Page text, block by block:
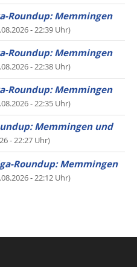
Roundup: Memmingen
- 22:39 Uhr)
Roundup: Memmingen
- 22:38 Uhr)
Roundup: Memmingen
- 22:35 Uhr)
Memmingen und
- 22:27 Uhr)
Roundup: Memmingen
- 22:12 Uhr)